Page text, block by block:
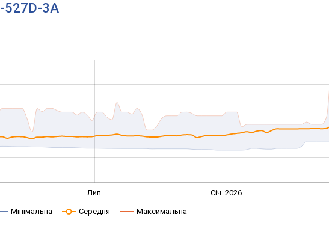
527D-3A
Лип. Січ. 2026
Мінімальна Середня Максимальна